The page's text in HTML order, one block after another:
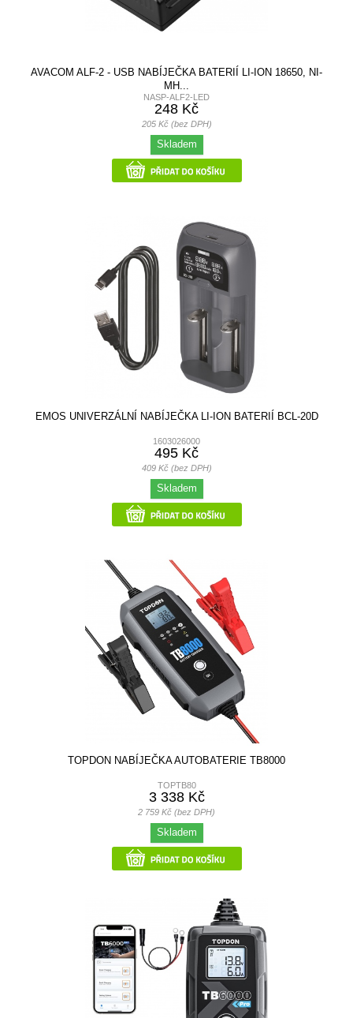
AVACOM ALF-2 - USB NABÍJEČKA BATERIÍ LI-ION 18650, NI-
MH...
NASP-ALF2-LED
248 Kč
205 Kč (bez DPH)
Skladem
EMOS UNIVERZÁLNÍ NABÍJEČKA LI-ION BATERIÍ BCL-20D
1603026000
495 Kč
409 Kč (bez DPH)
Skladem
TOPDON NABÍJEČKA AUTOBATERIE TB8000
TOPTB80
3 338 Kč
2 759 Kč (bez DPH)
Skladem